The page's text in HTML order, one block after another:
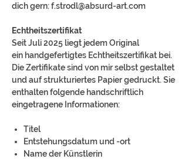
dich gern: f.strodl@absurd-art.com
Echtheitszertifikat
Seit Juli 2025 liegt jedem Original
ein handgefertigtes Echtheitszertifikat bei.
Die Zertifikate sind von mir selbst gestaltet
und auf strukturiertes Papier gedruckt. Sie
enthalten folgende handschriftlich
eingetragene Informationen:
Titel
Entstehungsdatum und -ort
Name der Künstlerin